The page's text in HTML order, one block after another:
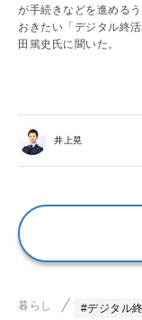
が手続きなどを進める
おきたい「デジタル終
田篤史氏に聞いた。
井上晃
暮らし #デジタル